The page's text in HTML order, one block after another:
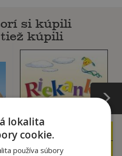
si kúpili
kúpili
€
€
lokalita
cookie.
používa súbory